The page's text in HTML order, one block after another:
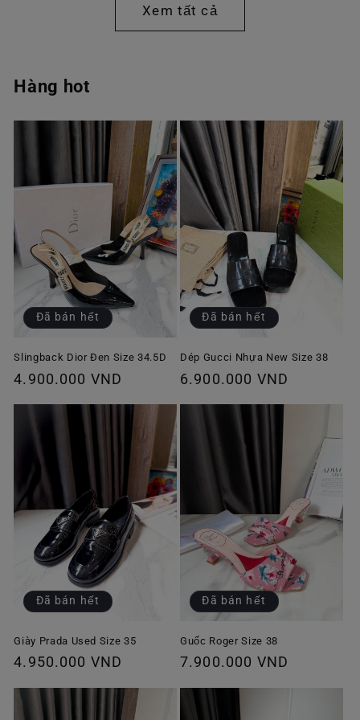
Xem tất cả
Hàng hot
Đã bán hết
Slingback Dior Đen Size 34.5D
Giá
thường
4.900.000 VND
Đã bán hết
Dép Gucci Nhựa New Size 38
Giá
6.900.000 VND
Đã bán hết
Giày Prada Used Size 35
Giá
thường
4.950.000 VND
Đã bán hết
Guốc Roger Size 38
Giá
thường
7.900.000 VND